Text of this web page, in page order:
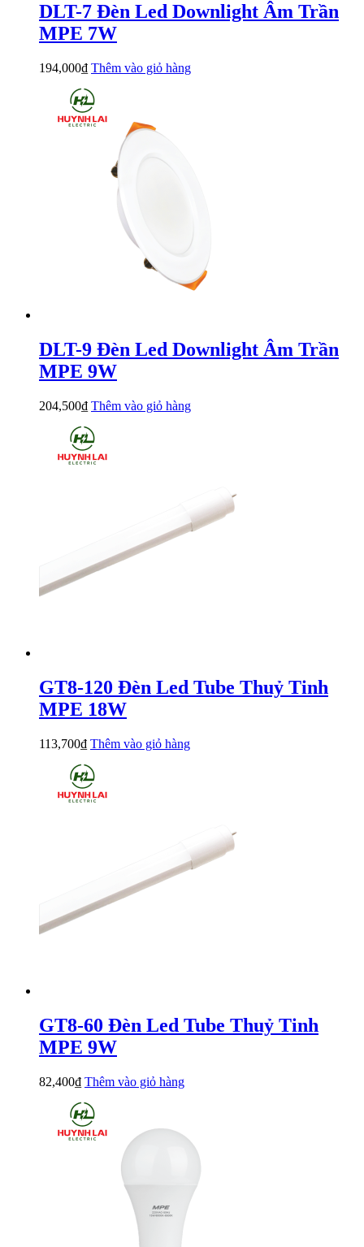
DLT-7 Đèn Led Downlight Âm Trần
MPE 7W
194,000₫ Thêm vào giỏ hàng
DLT-9 Đèn Led Downlight Âm Trần
MPE 9W
204,500₫ Thêm vào giỏ hàng
GT8-120 Đèn Led Tube Thuỷ Tinh
MPE 18W
113,700₫ Thêm vào giỏ hàng
GT8-60 Đèn Led Tube Thuỷ Tinh
MPE 9W
82,400₫ Thêm vào giỏ hàng